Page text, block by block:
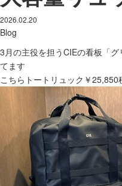
2026.02.20
Blog
3月の主役を担うCIEの看板「
てます
こちらトートリュック￥25,850